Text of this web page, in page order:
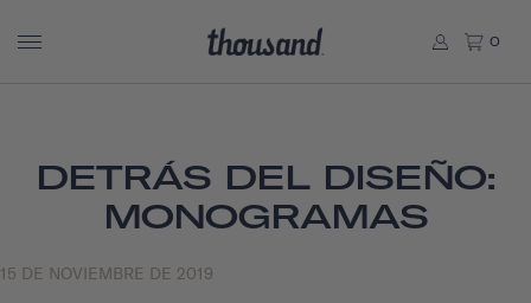
0
DETRÁS DEL DISEÑO:
MONOGRAMAS
15 DE NOVIEMBRE DE 2019